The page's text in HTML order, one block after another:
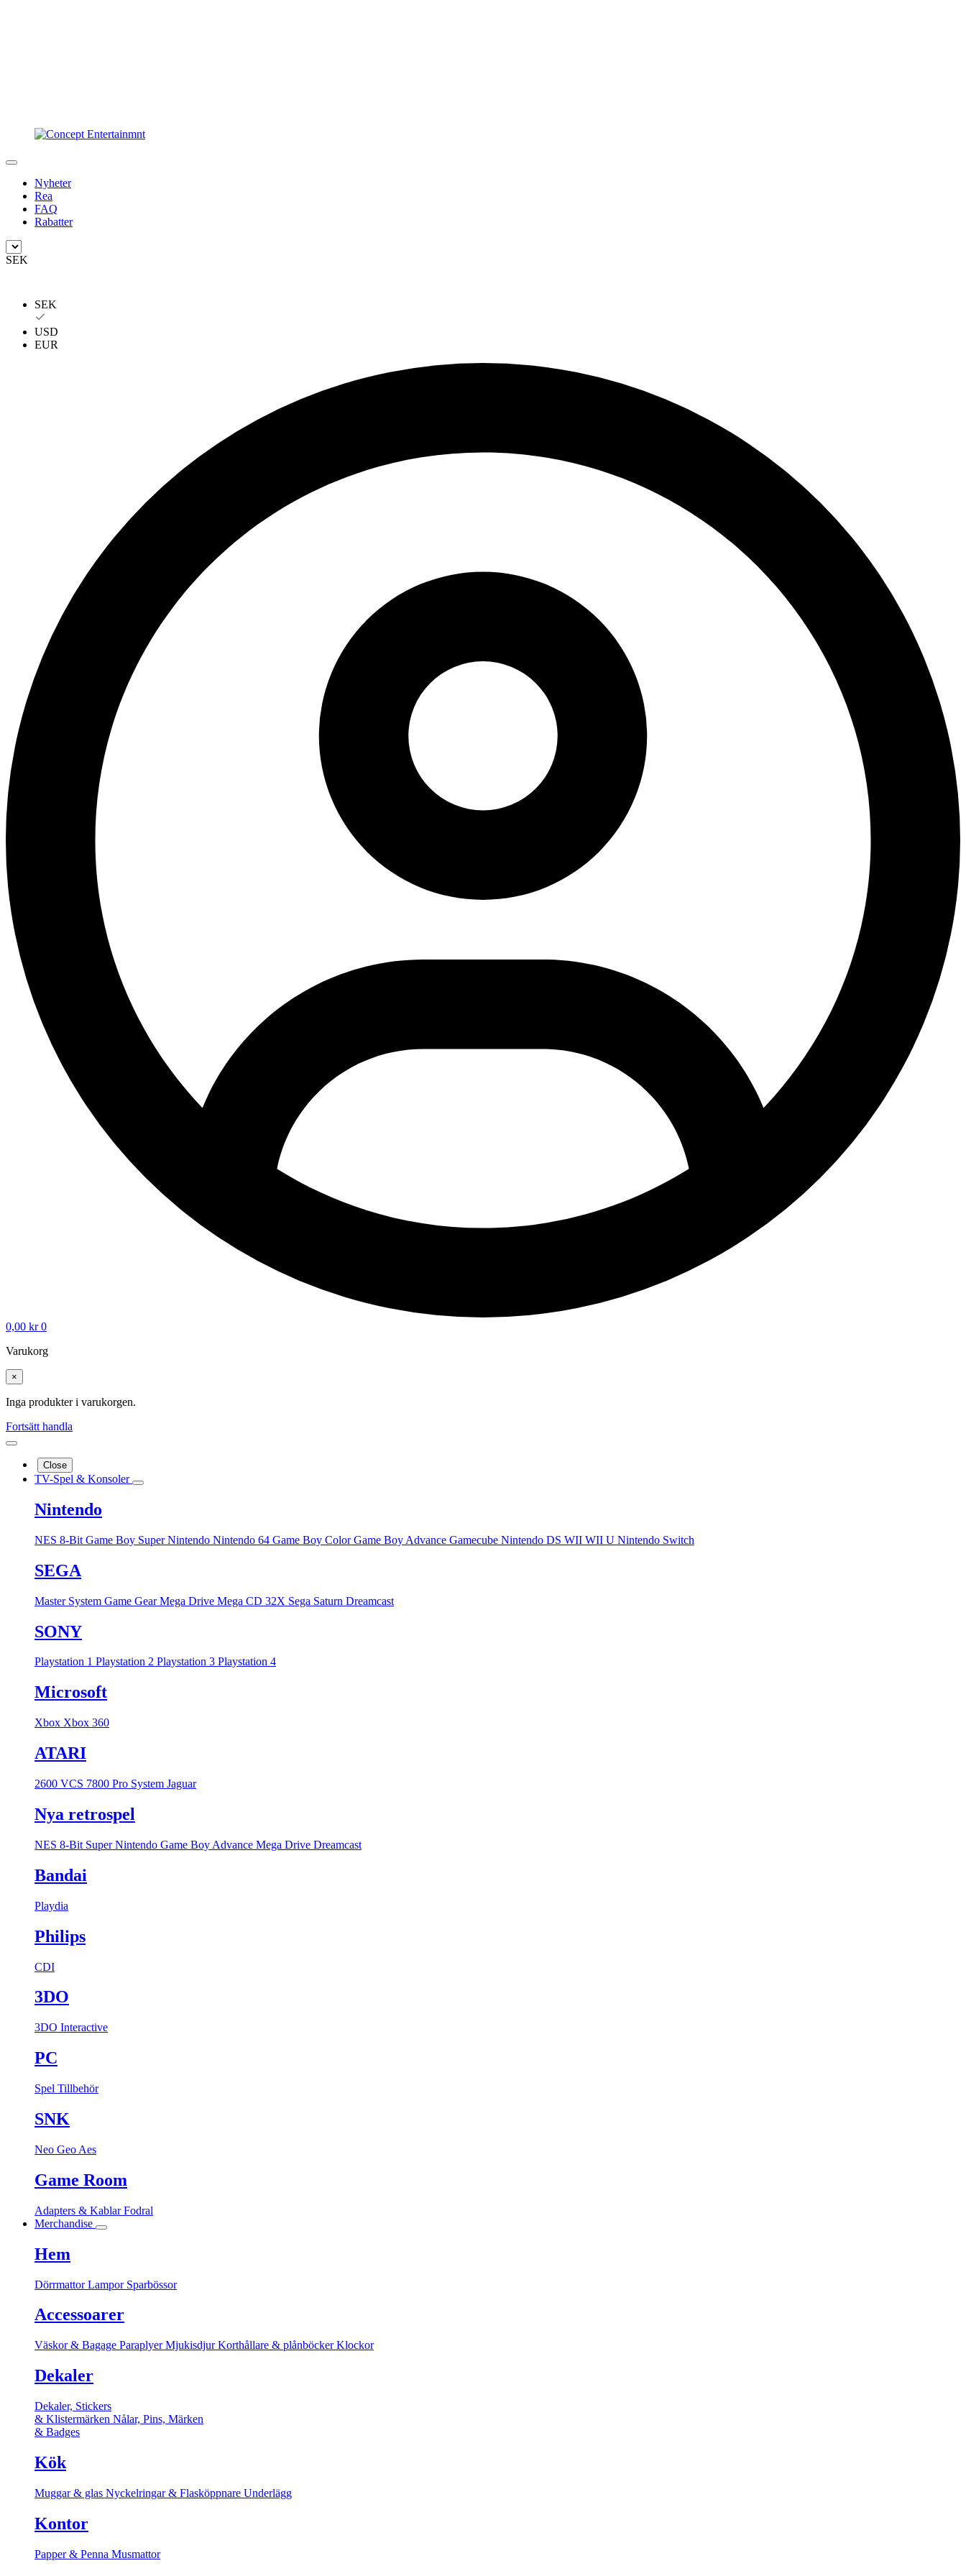
Nyheter
Rea
FAQ
Rabatter
SEK
SEK
USD
EUR
0,00 kr 0
Varukorg
×
Inga produkter i varukorgen.
Fortsätt handla
Close
TV-Spel & Konsoler
Nintendo
NES 8-Bit Game Boy Super Nintendo Nintendo 64 Game Boy ColorGame Boy Advance Gamecube Nintendo DS WII WII U Nintendo Switch
SEGA
Master System Game GearMega Drive Mega CD 32X Sega Saturn Dreamcast
SONY
Playstation 1 Playstation 2 Playstation 3 Playstation 4
Microsoft
Xbox Xbox 360
ATARI
2600 VCS 7800 Pro System Jaguar
Nya retrospel
NES 8-Bit Super Nintendo Game Boy Advance Mega Drive Dreamcast
Bandai
Playdia
Philips
CDI
3DO
3DO Interactive
PC
Spel Tillbehör
SNK
Neo Geo Aes
Game Room
Adapters & KablarFodral
Merchandise
Hem
DörrmattorLampor Sparbössor
Accessoarer
Väskor & Bagage ParaplyerMjukisdjurKorthållare & plånböckerKlockor
Dekaler
Dekaler, Stickers
& Klistermärken Nålar, Pins, Märken
& Badges
Kök
Muggar & glas Nyckelringar & Flasköppnare Underlägg
Kontor
Papper & Penna Musmattor